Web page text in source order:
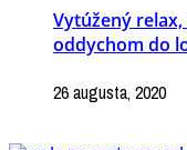
Vytúžený
oddychom do
26 augusta, 2020